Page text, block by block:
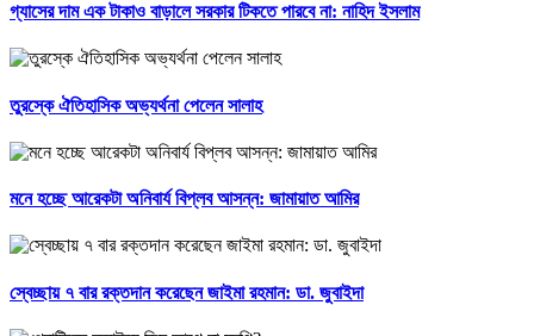
গ্যাসের দাম এক টাকাও বাড়ালে সরকার টিকতে পারবে না: নাহিদ ইসলাম
তুরস্কে ঐতিহাসিক অভ্যর্থনা পেলেন সালাহ
মনে হচ্ছে আরেকটা অনিবার্য বিপ্লব আসন্ন: জামায়াত আমির
স্বেচ্ছায় ৭ বার রক্তদান করেছেন জাইমা রহমান: ডা. জুবাইদা